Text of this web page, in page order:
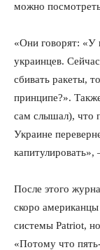
можно
«Они говорят: «У
украинцев.
сбивать ракеты,
принципе?».
сам слышал), что
Украине
капитулировать»,
После этого
скоро американцы
системы Patriot,
«Потому что